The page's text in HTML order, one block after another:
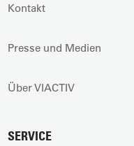
Kontakt
Presse und Medien
Über VIACTIV
SERVICE